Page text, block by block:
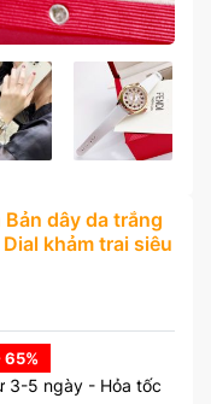
dây da trắng
khảm trai siêu
65%
3-5 ngày - Hỏa tốc